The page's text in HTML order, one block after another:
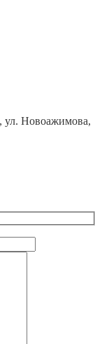
ул. Новоажимова,